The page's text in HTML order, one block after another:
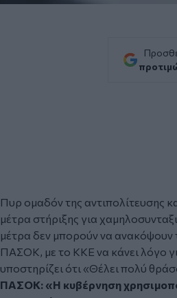
Πυρ ομαδόν της αντιπολίτευσης
μέτρα στήριξης για
μέτρα δεν μπορούν να ανακόψουν
ΠΑΣΟΚ, με το ΚΚΕ να κάνει λόγο
υποστηρίζει ότι «Θέλει πολύ
ΠΑΣΟΚ: «Η κυβέρνηση